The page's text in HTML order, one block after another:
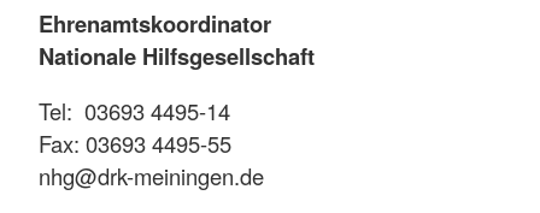
Ehrenamtskoordinator
Nationale Hilfsgesellschaft
Tel: 03693 4495-14
Fax: 03693 4495-55
nhg@drk-meiningen.de